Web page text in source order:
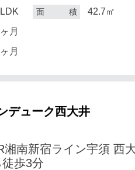
面 積 42.7㎡
月
月
デューク西大井
湘南新宿ライン宇須 西
徒歩3分